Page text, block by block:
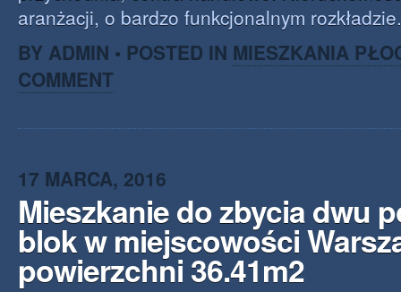
aranżacji, o bardzo funkcjonalnym rozkładzie.
BY ADMIN • POSTED IN MIESZKANIA
COMMENT
17 MARCA, 2016
Mieszkanie do zbycia dwu
blok w miejscowości
powierzchni 36.41m2